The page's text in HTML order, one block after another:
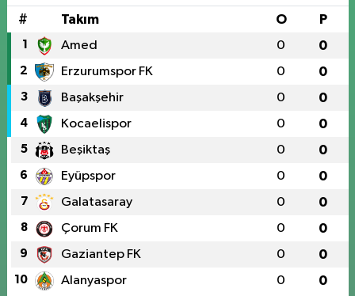
# Takım O P
1 Amed 0 0
2 Erzurumspor FK 0 0
3 Başakşehir 0 0
4 Kocaelispor 0 0
5 Beşiktaş 0 0
6 Eyüpspor 0 0
7 Galatasaray 0 0
8 Çorum FK 0 0
9 Gaziantep FK 0 0
10 Alanyaspor 0 0